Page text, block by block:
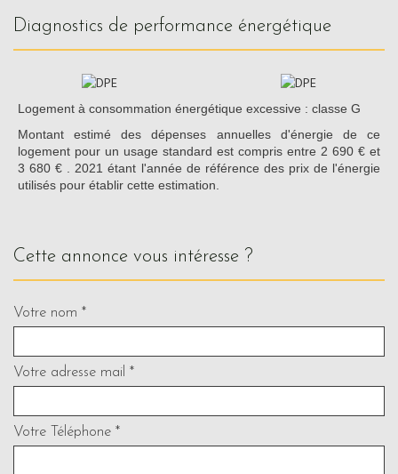
diagnostics de performance énergétique
Logement à consommation énergétique excessive : classe G
Montant estimé des dépenses annuelles d'énergie de ce
logement pour un usage standard est compris entre 2 690 € et
3 680 € . 2021 étant l'année de référence des prix de l'énergie
utilisés pour établir cette estimation.
cette annonce vous intéresse ?
Votre nom *
Votre adresse mail *
Votre Téléphone *